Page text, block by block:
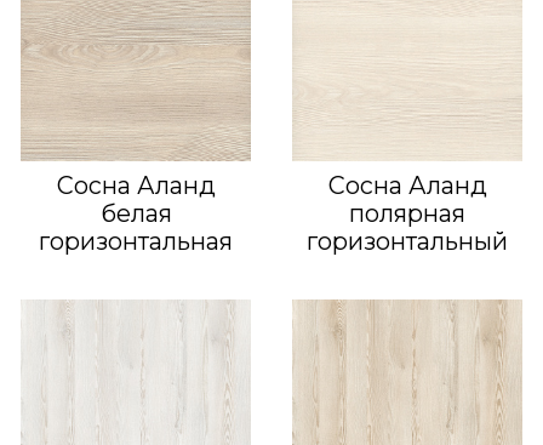
Сосна Аланд
белая
горизонтальная
Сосна Аланд
полярная
горизонтальный